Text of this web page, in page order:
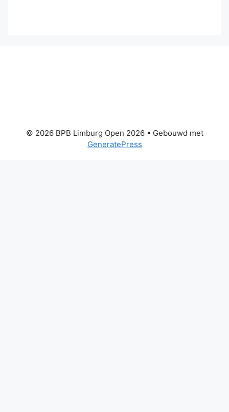
© 2026 BPB Limburg Open 2026• Gebouwd met
GeneratePress